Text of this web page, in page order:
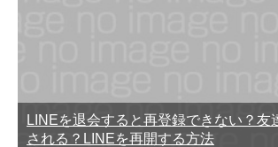
LINEを退会すると再登録できない？友
される？LINEを再開する方法